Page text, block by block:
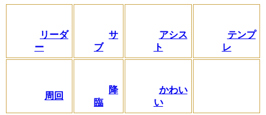
リーダ
ー
サ
ブ
アシス
ト
テンプ
レ
周回
降
臨
かわい
い